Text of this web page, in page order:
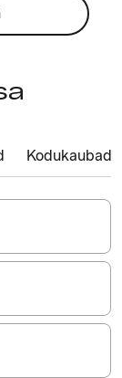
Kodukaubad